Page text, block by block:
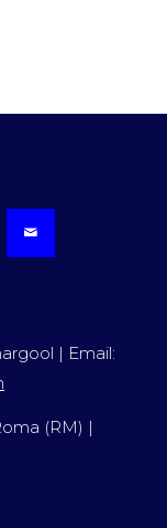
| Email:
(RM) |